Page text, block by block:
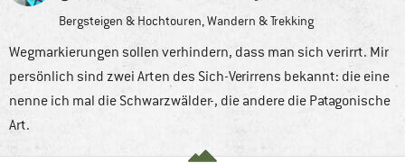
Bergsteigen & Hochtouren,Wandern & Trekking
Wegmarkierungen sollen verhindern, dass man sich verirrt. Mir
persönlich sind zwei Arten des Sich-Verirrens bekannt: die eine
nenne ich mal die Schwarzwälder-, die andere die Patagonische
Art.